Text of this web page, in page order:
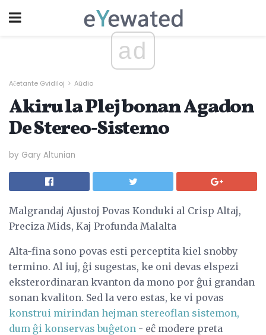
ad
Aĉetante Gvidiloj Aŭdio
Akiru la Plej bonan Agadon
De Stereo-Sistemo
by Gary Altunian
Malgrandaj Ajustoj Povas Konduki al Crisp Altaj,
Preciza Mids, Kaj Profunda Malalta
Alta-fina sono povas esti perceptita kiel snobby
termino. Al iuj, ĝi sugestas, ke oni devas elspezi
eksterordinaran kvanton da mono por ĝui grandan
sonan kvaliton. Sed la vero estas, ke vi povas
konstrui mirindan hejman stereoflan sistemon,
dum ĝi konservas buĝeton - eĉ modere preta